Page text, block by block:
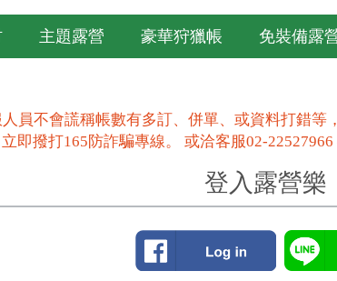
主題露營 豪華狩獵帳 免裝備露
人員不會謊稱帳數有多訂、併單、或資料打錯
即撥打165防詐騙專線。 或洽客服02-22527966
登入露營樂